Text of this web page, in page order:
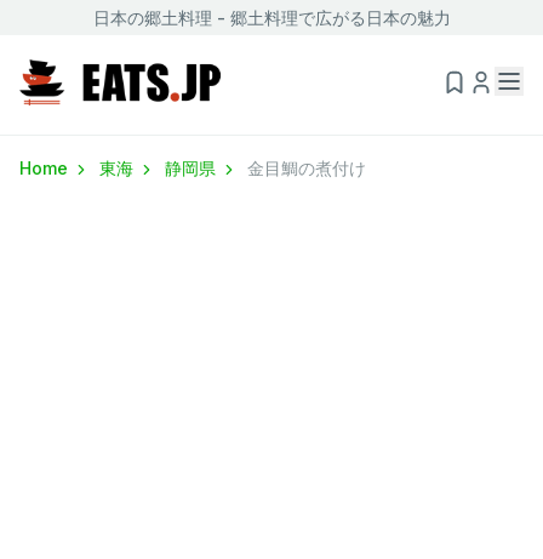
日本の郷土料理 - 郷土料理で広がる日本の魅力
Home 東海 静岡県 金目鯛の煮付け